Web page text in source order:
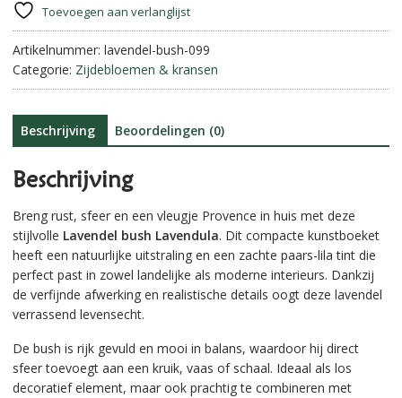
aantal
n
i
:
Toevoegen aan verlanglijst
Artikelnummer: lavendel-bush-099
Categorie: Zijdebloemen & kransen
Beschrijving Beoordelingen (0)
Beschrijving
Breng rust, sfeer en een vleugje Provence in huis met deze
stijlvolle Lavendel bush Lavendula. Dit compacte kunstboeket
heeft een natuurlijke uitstraling en een zachte paars-lila tint die
perfect past in zowel landelijke als moderne interieurs. Dankzij
de verfijnde afwerking en realistische details oogt deze lavendel
verrassend levensecht.
De bush is rijk gevuld en mooi in balans, waardoor hij direct
sfeer toevoegt aan een kruik, vaas of schaal. Ideaal als los
decoratief element, maar ook prachtig te combineren met